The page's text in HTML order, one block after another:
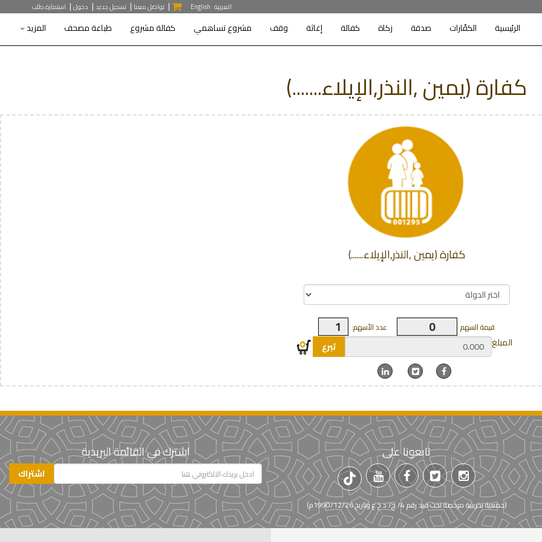
| استمارة طلب | دخول | تسجيل جديد | تواصل معنا English العربية
الرئيسية الكفّارات صدقة زكاة كفالة إغاثة وقف مشروع تساهمي كفالة مشروع طباعة مصحف المزيد
كفارة (يمين ,النذر,الإيلاء.......)
كفارة (يمين ,النذر,الإيلاء.......)
قيمة السهم عدد الأسهم:
المبلغ تبرع
تابعونا على
(جمعية بحرينية مرخصة تحت قيد رقم 4/ ج/ د خ ع وتاريخ 1990/12/26م)
اشترك في القائمة البريدية